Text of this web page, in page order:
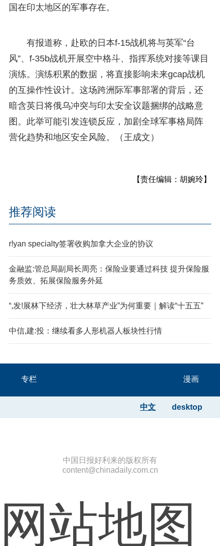
国在印太地区的军事存在。
有报道称，赴欧的日本f-15战机将与英军“台
风”、f-35b战机开展空中格斗、指挥系统对接等课目
演练。演练积累的数据，将直接影响未来gcap战机
的互操作性设计。这场跨洲际军事部署的背后，还
暗含英日将俄乌冲突与印太安全议题捆绑的战略意
图。此举可能引发连锁反应，加剧全球军事格局阵
营化趋势和地区安全风险。（王成文）
【责任编辑：胡婉玲】
推荐阅读
r!yan specialty签署收购加拿大企业的协议
金融监:管总局副局长周亮：保险业要通过科技 提升保险服
务质效、拓展保险服务外延
“,发!展林下经济，壮大林草产业”为何重要｜解读“十五五”
中信,建:投：继续看多人形机器人板块性行情
专栏 漫画
desktop
中文
中国日报好利来的版权所有
content@chinadaily.com.cn
网站地图